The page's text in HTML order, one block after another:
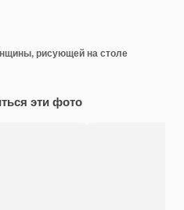
рисующей на столе
эти фото